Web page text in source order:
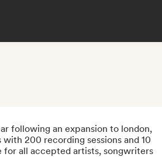
following an expansion to london,
200 recording sessions and 10
for all accepted artists, songwriters